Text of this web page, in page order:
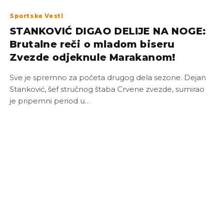
Sportske Vesti
STANKOVIĆ DIGAO DELIJE NA NOGE:
Brutalne reči o mladom biseru
Zvezde odjeknule Marakanom!
Sve je spremno za početa drugog dela sezone. Dejan
Stanković, šef stručnog štaba Crvene zvezde, sumirao
je pripemni period u…